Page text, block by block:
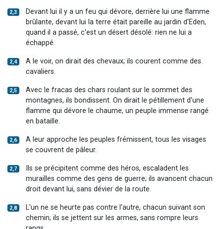
2,3
Devant lui il y a un feu qui dévore, derrière lui une flamme
brûlante, devant lui la terre était pareille au jardin d'Eden,
quand il a passé, c'est un désert désolé: rien ne lui a
échappé.
2,4
A le voir, on dirait des chevaux; ils courent comme des
cavaliers.
2,5
Avec le fracas des chars roulant sur le sommet des
montagnes, ils bondissent. On dirait le pétillement d'une
flamme qui dévore le chaume, un peuple immense rangé
en bataille.
2,6
A leur approche les peuples frémissent, tous les visages
se couvrent de pâleur.
2,7
Ils se précipitent comme des héros, escaladent les
murailles comme des gens de guerre; ils avancent chacun
droit devant lui, sans dévier de la route.
2,8
L'un ne se heurte pas contre l'autre, chacun suivant son
chemin; ils se jettent sur les armes, sans rompre leurs